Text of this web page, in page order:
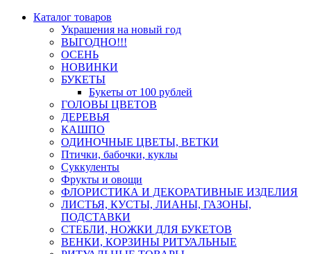
Каталог товаров
Украшения на новый год
ВЫГОДНО!!!
ОСЕНЬ
НОВИНКИ
БУКЕТЫ
Букеты от 100 рублей
ГОЛОВЫ ЦВЕТОВ
ДЕРЕВЬЯ
КАШПО
ОДИНОЧНЫЕ ЦВЕТЫ, ВЕТКИ
Птички, бабочки, куклы
Суккуленты
Фрукты и овощи
ФЛОРИСТИКА И ДЕКОРАТИВНЫЕ ИЗДЕЛИЯ
ЛИСТЬЯ, КУСТЫ, ЛИАНЫ, ГАЗОНЫ,
ПОДСТАВКИ
СТЕБЛИ, НОЖКИ ДЛЯ БУКЕТОВ
ВЕНКИ, КОРЗИНЫ РИТУАЛЬНЫЕ